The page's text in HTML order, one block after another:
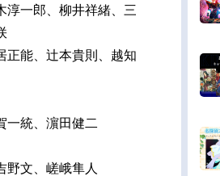
淳一郎、柳井祥緒、三
正能、辻本貴則、越知
一統、濵田健二
野文、嵯峨隼人